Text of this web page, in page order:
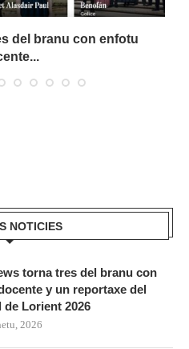
del branu con enfotu
NOTICIES
torna tres del branu con
y un reportaxe del
de Lorient 2026
2026